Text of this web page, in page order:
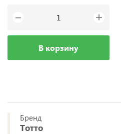
− +
В корзину
Бренд
Тотто